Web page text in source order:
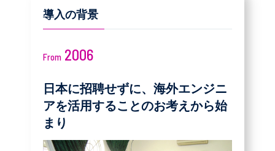
導入の背景
From 2006
日本に招聘せずに、海外エンジニ
アを活用することのお考えから始
まり